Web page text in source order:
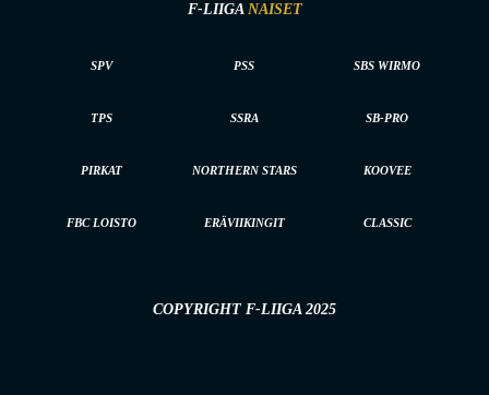
F-LIIGA NAISET
SPV PSS SBS WIRMO
TPS SSRA SB-PRO
PIRKAT NORTHERN STARS KOOVEE
FBC LOISTO ERÄVIIKINGIT CLASSIC
COPYRIGHT F-LIIGA 2025